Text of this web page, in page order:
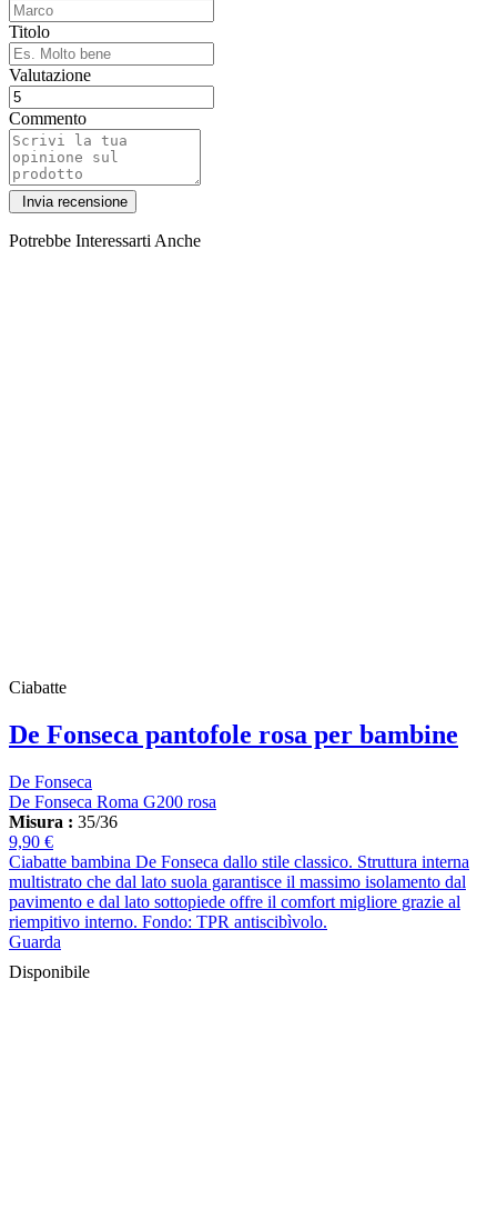
Titolo
Valutazione
Commento
Potrebbe Interessarti Anche
Disponibile
Ciabatte
De Fonseca pantofole rosa per bambine
De Fonseca
De Fonseca Roma G200 rosa
Misura : 35/36
9,90 €
Ciabatte bambina De Fonseca dallo stile classico. Struttura interna
multistrato che dal lato suola garantisce il massimo isolamento dal
pavimento e dal lato sottopiede offre il comfort migliore grazie al
riempitivo interno. Fondo: TPR antiscibìvolo.
Guarda